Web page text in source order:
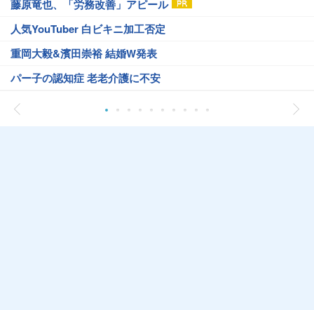
藤原竜也、「労務改善」アピール
人気YouTuber 白ビキニ加工否定
重岡大毅&濱田崇裕 結婚W発表
パー子の認知症 老老介護に不安